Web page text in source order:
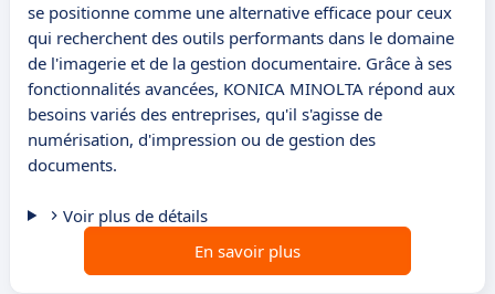
se positionne comme une alternative efficace pour ceux
qui recherchent des outils performants dans le domaine
de l'imagerie et de la gestion documentaire. Grâce à ses
fonctionnalités avancées, KONICA MINOLTA répond aux
besoins variés des entreprises, qu'il s'agisse de
numérisation, d'impression ou de gestion des
documents.
Voir plus de détails
En savoir plus